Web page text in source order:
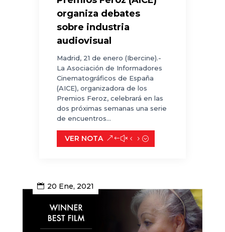
organiza debates
sobre industria
audiovisual
Madrid, 21 de enero (Ibercine).-
La Asociación de Informadores
Cinematográficos de España
(AICE), organizadora de los
Premios Feroz, celebrará en las
dos próximas semanas una serie
de encuentros...
VER NOTA
20 Ene, 2021